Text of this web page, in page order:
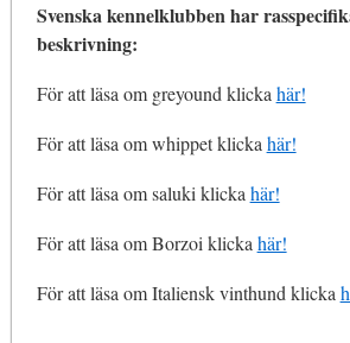
Svenska kennelklubben har
beskrivning:
För att läsa om greyound klickahär!
För att läsa om whippet klickahär!
För att läsa om saluki klickahär!
För att läsa om Borzoi klickahär!
För att läsa om Italiensk vinthund klicka